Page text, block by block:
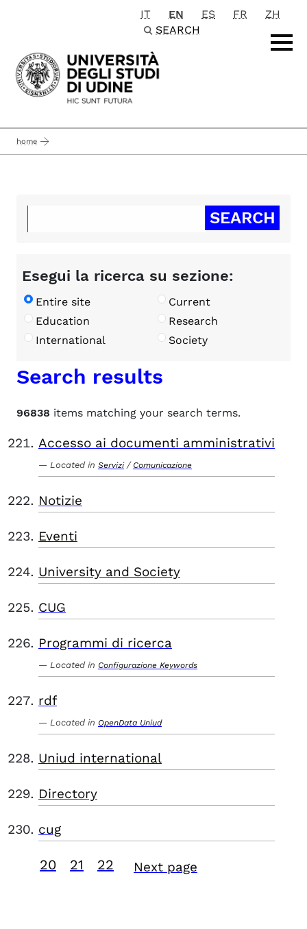
Passa al contenuto principale
IT EN ES FR
ZH
SEARCH
home
Esegui la ricerca su sezione:
Entire site
Current
Education
Research
International
Society
Search results
96838 items matching your search terms.
Accesso ai documenti amministrativi
Located in Servizi / Comunicazione
Notizie
Eventi
University and Society
CUG
Programmi di ricerca
Located in Configurazione Keywords
rdf
Located in OpenData Uniud
Uniud international
Directory
cug
20 21 22 Next page